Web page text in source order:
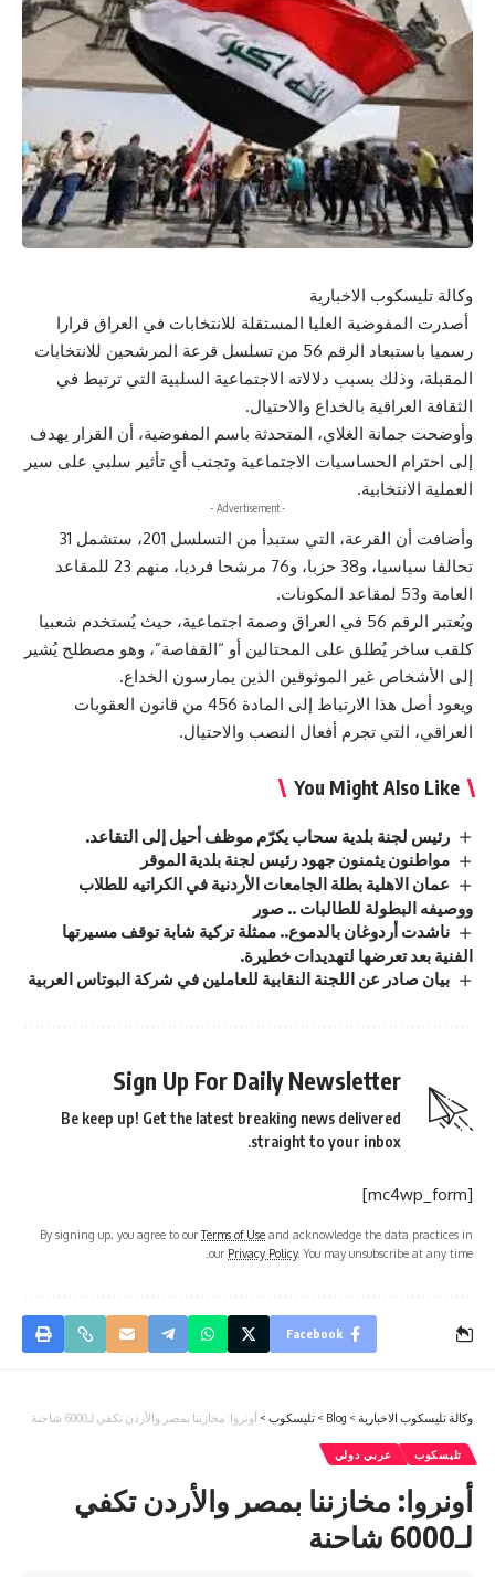
وكالة تليسكوب الاخبارية
أصدرت المفوضية العليا المستقلة للانتخابات في العراق قرارا
رسميا باستبعاد الرقم 56 من تسلسل قرعة المرشحين للانتخابات
المقبلة، وذلك بسبب دلالاته الاجتماعية السلبية التي ترتبط في
الثقافة العراقية بالخداع والاحتيال.
وأوضحت جمانة الغلاي، المتحدثة باسم المفوضية، أن القرار يهدف
إلى احترام الحساسيات الاجتماعية وتجنب أي تأثير سلبي على سير
العملية الانتخابية.
- Advertisement -
وأضافت أن القرعة، التي ستبدأ من التسلسل 201، ستشمل 31
تحالفا سياسيا، و38 حزبا، و76 مرشحا فرديا، منهم 23 للمقاعد
العامة و53 لمقاعد المكونات.
ويُعتبر الرقم 56 في العراق وصمة اجتماعية، حيث يُستخدم شعبيا
كلقب ساخر يُطلق على المحتالين أو “القفاصة”، وهو مصطلح يُشير
إلى الأشخاص غير الموثوقين الذين يمارسون الخداع.
ويعود أصل هذا الارتباط إلى المادة 456 من قانون العقوبات
العراقي، التي تجرم أفعال النصب والاحتيال.
You Might Also Like
رئيس لجنة بلدية سحاب يكرّم موظف أحيل إلى التقاعد.
مواطنون يثمنون جهود رئيس لجنة بلدية الموقر
عمان الاهلية بطلة الجامعات الأردنية في الكراتيه للطلاب
ووصيفه البطولة للطالبات .. صور
ناشدت أردوغان بالدموع.. ممثلة تركية شابة توقف مسيرتها
الفنية بعد تعرضها لتهديدات خطيرة.
بيان صادر عن اللجنة النقابية للعاملين في شركة البوتاس العربية
Sign Up For Daily Newsletter
Be keep up! Get the latest breaking news delivered
straight to your inbox.
[mc4wp_form]
By signing up, you agree to ourTerms of Use and acknowledge the data practices in
our Privacy Policy. You may unsubscribe at any time.
Facebook
وكالة تليسكوب الاخبارية >
Blog
> تليسكوب > أونروا: مخازننا بمصر والأردن تكفي لـ6000 شاحنة
تليسكوب عربي دولي
أونروا: مخازننا بمصر والأردن تكفي
لـ6000 شاحنة